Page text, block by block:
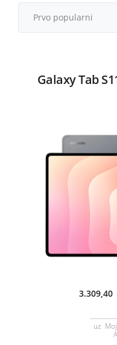
Podrška
Galaxy Tab
3.309,40
uz